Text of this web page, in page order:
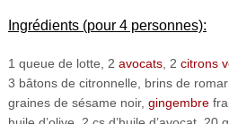
Ingrédients (pour 4 personnes):
1 queue de lotte, 2 avocats, 2 citrons
3 bâtons de citronnelle, brins de
graines de sésame noir, gingembre